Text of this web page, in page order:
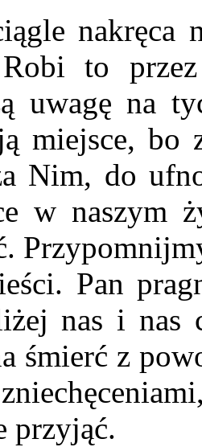
nakręca
to
uwagę na
miejsce,
Nim, do
w naszym
Pan
nas i nas
śmierć z
przyjąć.